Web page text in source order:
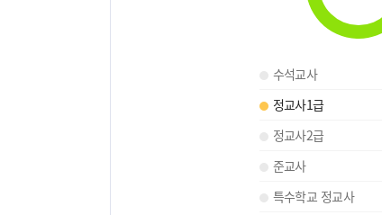
수석교사
정교사1급
정교사2급
준교사
특수학교 정교사